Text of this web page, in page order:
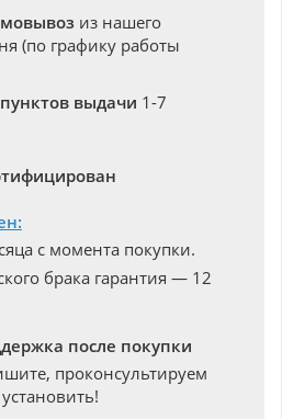
из нашего
(по графику работы
выдачи 1-7
с момента покупки.
брака гарантия — 12
после покупки
проконсультируем